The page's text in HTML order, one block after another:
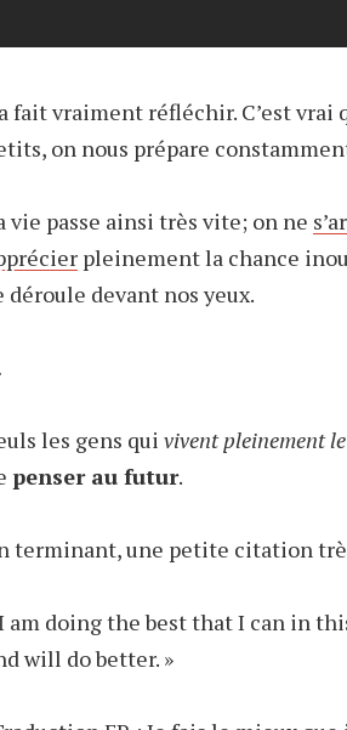
fait vraiment réfléchir. C’est vrai
on nous prépare
vie passe ainsi très vite; on ne
pleinement la chance
déroule devant nos yeux.
les gens qui vivent pleinement
penser au futur.
terminant, une petite citation
am doing the best that I can in
will do better. »